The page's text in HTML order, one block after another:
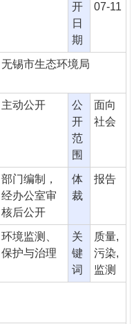
开
日
期
07-11
无锡市生态环境局
主动公开
公
开
范
围
面向
社会
部门编制，
经办公室审
核后公开
体
裁
报告
环境监测、
保护与治理
关
键
词
质量,
污染,
监测